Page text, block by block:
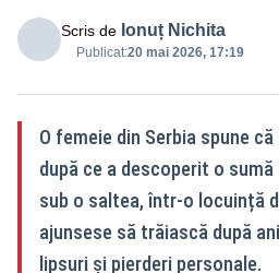
Scris de Ionuț Nichita
Publicat:20 mai 2026, 17:19
O femeie din Serbia spune
după ce a descoperit o
sub o saltea, într-o locuință
ajunsese să trăiască după
lipsuri și pierderi personale.